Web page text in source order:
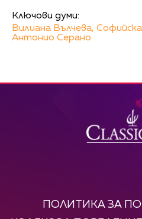
Ключови думи:
Вилиана Вълчева,
Антонио Серано
ПОЛИТИКА ЗА